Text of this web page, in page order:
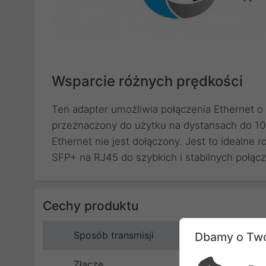
Wsparcie różnych prędkości
Ten adapter umożliwia połączenia Ethernet
przeznaczony do użytku na dystansach do
Ethernet nie jest dołączony. Jest to idealne
SFP+ na RJ45 do szybkich i stabilnych
Cechy produktu
Sposób transmisji Dbamy o